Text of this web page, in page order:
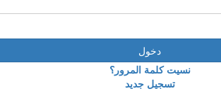
دخول
نسيت كلمة المرور؟
تسجيل جديد